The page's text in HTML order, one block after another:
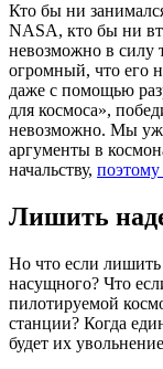
Кто бы ни
NASA, кто бы ни
невозможно в силу
огромный, что его
даже с помощью
для космоса»,
невозможно. Мы
аргументы в
начальству, поэтому
Лишить
Но что если
насущного? Что
пилотируемой
станции? Когда
будет их